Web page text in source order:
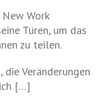
Work
Türen, um das
zu teilen.
Veränderungen
[…]